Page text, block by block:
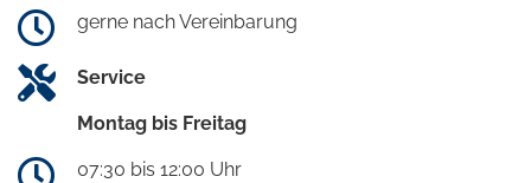
gerne nach Vereinbarung
Service
Montag bis Freitag
07:30 bis 12:00 Uhr